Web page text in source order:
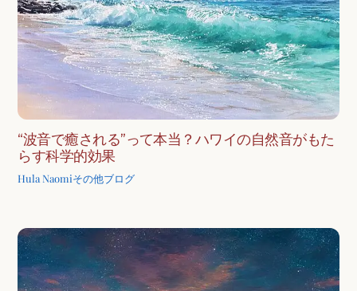
“波音で癒される”って本当？ハワイの自然音がもた
らす科学的効果
Hula Naomiその他ブログ